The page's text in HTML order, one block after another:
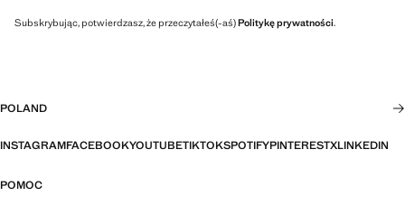
Subskrybując, potwierdzasz, że przeczytałeś(-aś)Politykę prywatności.
POLAND
INSTAGRAMFACEBOOKYOUTUBETIKTOKSPOTIFYPINTERESTXLINKEDIN
POMOC